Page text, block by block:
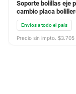
Soporte bolillas eje
cambio placa
embrague Honda
201822 22860kwb601
Envíos a todo el país
Precio sin impto. $3.705